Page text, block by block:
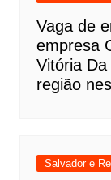
Vaga de
empresa
Vitória
região
Salvador e